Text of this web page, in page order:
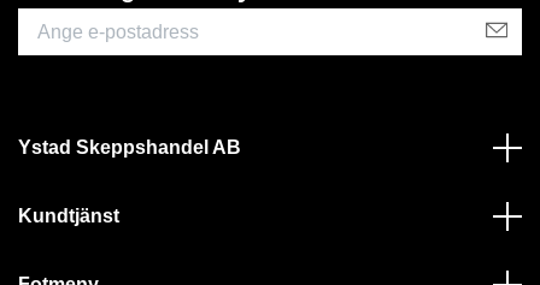
Ystad Skeppshandel AB
Kundtjänst